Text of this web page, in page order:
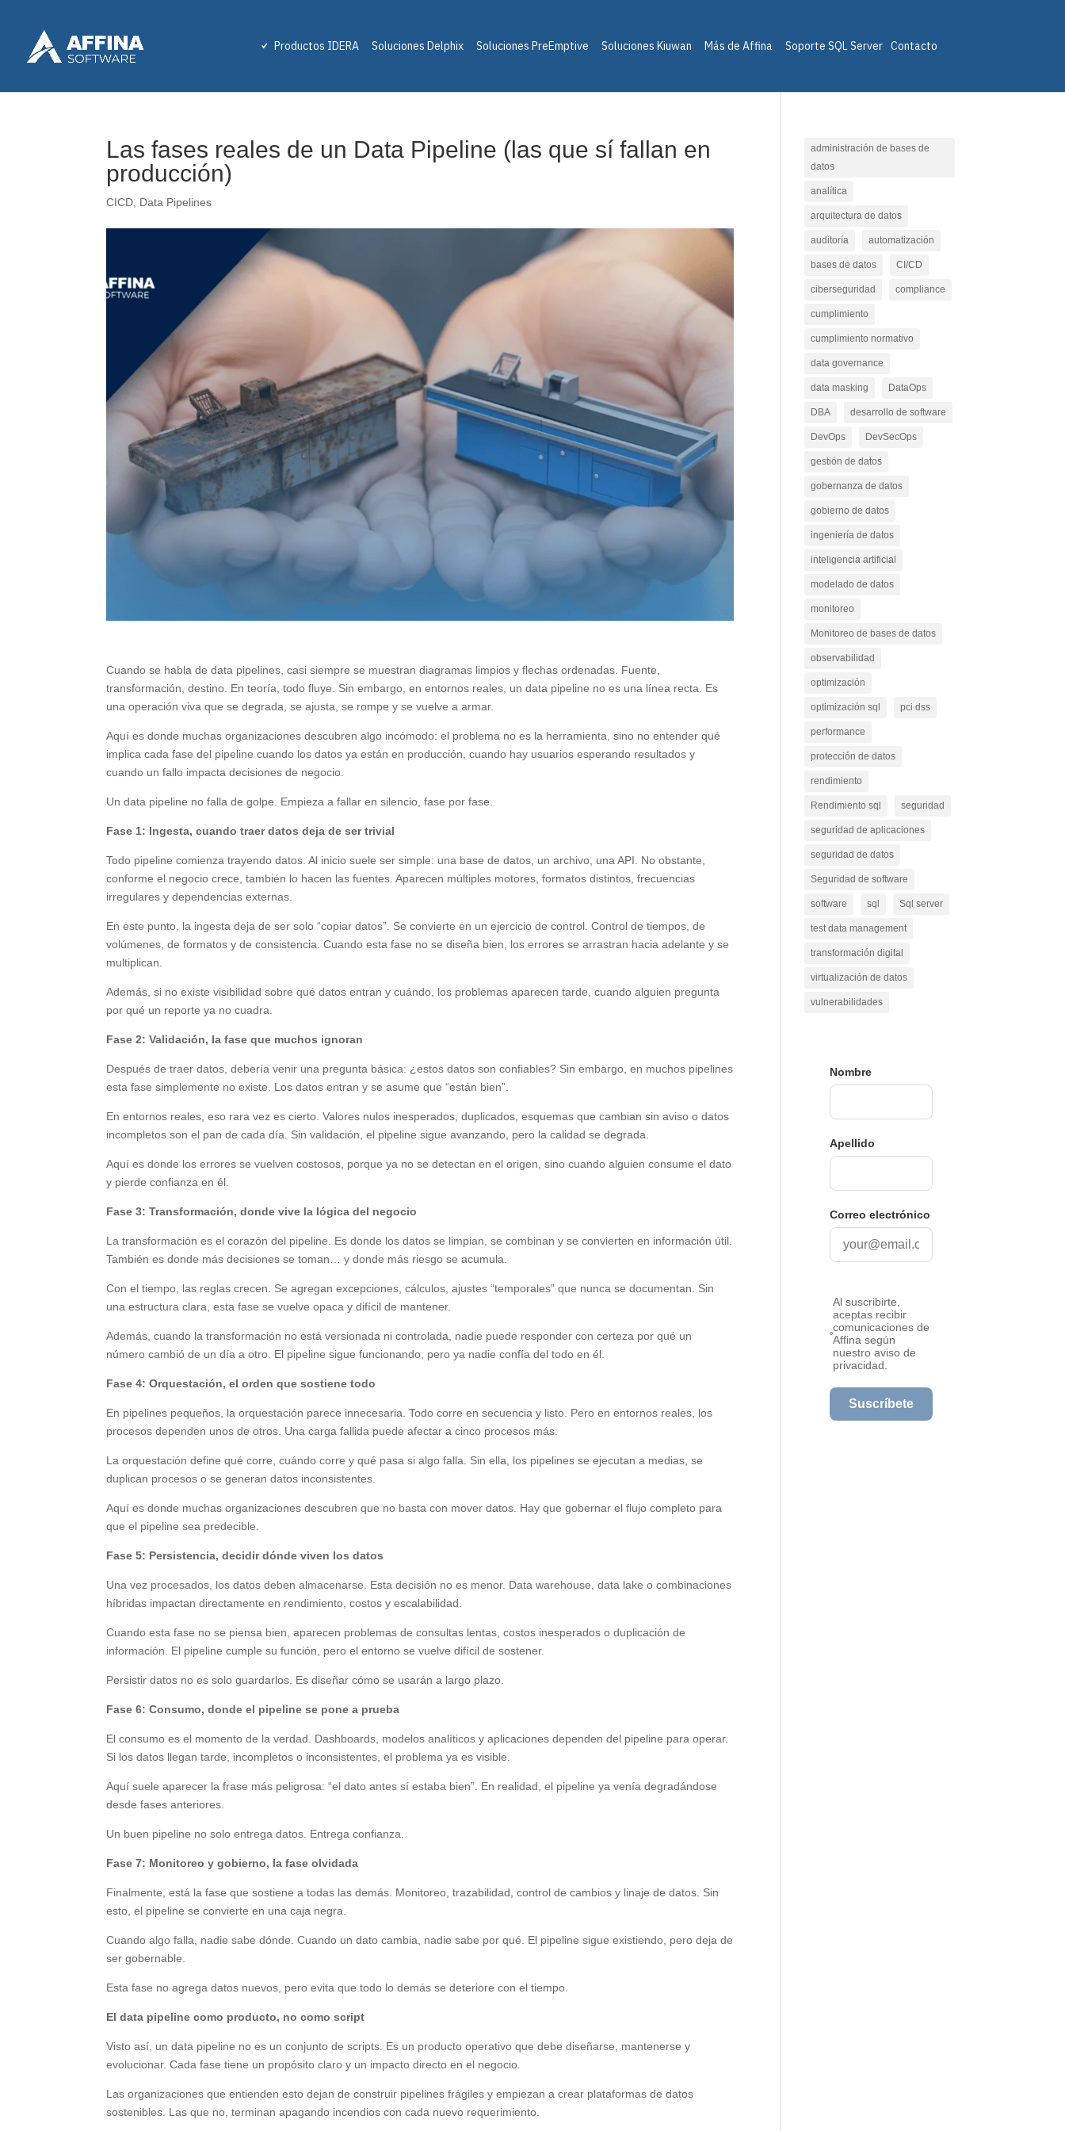
Productos IDERA Soluciones Delphix Soluciones PreEmptive Soluciones Kiuwan Más de Affina Soporte SQL Server Contacto
Las fases reales de un Data Pipeline (las que sí fallan en
producción)
CICD Data Pipelines
Cuando se habla de data pipelines, casi siempre se muestran diagramas limpios y flechas ordenadas. Fuente,
transformación, destino. En teoría, todo fluye. Sin embargo, en entornos reales, un data pipeline no es una línea recta. Es
una operación viva que se degrada, se ajusta, se rompe y se vuelve a armar.
Aquí es donde muchas organizaciones descubren algo incómodo: el problema no es la herramienta, sino no entender qué
implica cada fase del pipeline cuando los datos ya están en producción, cuando hay usuarios esperando resultados y
cuando un fallo impacta decisiones de negocio.
Un data pipeline no falla de golpe. Empieza a fallar en silencio, fase por fase.
Fase 1: Ingesta, cuando traer datos deja de ser trivial
Todo pipeline comienza trayendo datos. Al inicio suele ser simple: una base de datos, un archivo, una API. No obstante,
conforme el negocio crece, también lo hacen las fuentes. Aparecen múltiples motores, formatos distintos, frecuencias
irregulares y dependencias externas.
En este punto, la ingesta deja de ser solo “copiar datos”. Se convierte en un ejercicio de control. Control de tiempos, de
volúmenes, de formatos y de consistencia. Cuando esta fase no se diseña bien, los errores se arrastran hacia adelante y se
multiplican.
Además, si no existe visibilidad sobre qué datos entran y cuándo, los problemas aparecen tarde, cuando alguien pregunta
por qué un reporte ya no cuadra.
Fase 2: Validación, la fase que muchos ignoran
Después de traer datos, debería venir una pregunta básica: ¿estos datos son confiables? Sin embargo, en muchos pipelines
esta fase simplemente no existe. Los datos entran y se asume que “están bien”.
En entornos reales, eso rara vez es cierto. Valores nulos inesperados, duplicados, esquemas que cambian sin aviso o datos
incompletos son el pan de cada día. Sin validación, el pipeline sigue avanzando, pero la calidad se degrada.
Aquí es donde los errores se vuelven costosos, porque ya no se detectan en el origen, sino cuando alguien consume el dato
y pierde confianza en él.
Fase 3: Transformación, donde vive la lógica del negocio
La transformación es el corazón del pipeline. Es donde los datos se limpian, se combinan y se convierten en información útil.
También es donde más decisiones se toman… y donde más riesgo se acumula.
Con el tiempo, las reglas crecen. Se agregan excepciones, cálculos, ajustes “temporales” que nunca se documentan. Sin
una estructura clara, esta fase se vuelve opaca y difícil de mantener.
Además, cuando la transformación no está versionada ni controlada, nadie puede responder con certeza por qué un
número cambió de un día a otro. El pipeline sigue funcionando, pero ya nadie confía del todo en él.
Fase 4: Orquestación, el orden que sostiene todo
En pipelines pequeños, la orquestación parece innecesaria. Todo corre en secuencia y listo. Pero en entornos reales, los
procesos dependen unos de otros. Una carga fallida puede afectar a cinco procesos más.
La orquestación define qué corre, cuándo corre y qué pasa si algo falla. Sin ella, los pipelines se ejecutan a medias, se
duplican procesos o se generan datos inconsistentes.
Aquí es donde muchas organizaciones descubren que no basta con mover datos. Hay que gobernar el flujo completo para
que el pipeline sea predecible.
Fase 5: Persistencia, decidir dónde viven los datos
Una vez procesados, los datos deben almacenarse. Esta decisión no es menor. Data warehouse, data lake o combinaciones
híbridas impactan directamente en rendimiento, costos y escalabilidad.
Cuando esta fase no se piensa bien, aparecen problemas de consultas lentas, costos inesperados o duplicación de
información. El pipeline cumple su función, pero el entorno se vuelve difícil de sostener.
Persistir datos no es solo guardarlos. Es diseñar cómo se usarán a largo plazo.
Fase 6: Consumo, donde el pipeline se pone a prueba
El consumo es el momento de la verdad. Dashboards, modelos analíticos y aplicaciones dependen del pipeline para operar.
Si los datos llegan tarde, incompletos o inconsistentes, el problema ya es visible.
Aquí suele aparecer la frase más peligrosa: “el dato antes sí estaba bien”. En realidad, el pipeline ya venía degradándose
desde fases anteriores.
Un buen pipeline no solo entrega datos. Entrega confianza.
Fase 7: Monitoreo y gobierno, la fase olvidada
Finalmente, está la fase que sostiene a todas las demás. Monitoreo, trazabilidad, control de cambios y linaje de datos. Sin
esto, el pipeline se convierte en una caja negra.
Cuando algo falla, nadie sabe dónde. Cuando un dato cambia, nadie sabe por qué. El pipeline sigue existiendo, pero deja de
ser gobernable.
Esta fase no agrega datos nuevos, pero evita que todo lo demás se deteriore con el tiempo.
El data pipeline como producto, no como script
Visto así, un data pipeline no es un conjunto de scripts. Es un producto operativo que debe diseñarse, mantenerse y
evolucionar. Cada fase tiene un propósito claro y un impacto directo en el negocio.
Las organizaciones que entienden esto dejan de construir pipelines frágiles y empiezan a crear plataformas de datos
sostenibles. Las que no, terminan apagando incendios con cada nuevo requerimiento.
administración de bases de
datos
analítica
arquitectura de datos
auditoría automatización
bases de datos CI/CD
ciberseguridad compliance
cumplimiento
cumplimiento normativo
data governance
data masking DataOps
DBA desarrollo de software
DevOps DevSecOps
gestión de datos
gobernanza de datos
gobierno de datos
ingeniería de datos
inteligencia artificial
modelado de datos
monitoreo
Monitoreo de bases de datos
observabilidad
optimización
optimización sql pci dss
performance
protección de datos
rendimiento
Rendimiento sql seguridad
seguridad de aplicaciones
seguridad de datos
Seguridad de software
software sql Sql server
test data management
transformación digital
virtualización de datos
vulnerabilidades